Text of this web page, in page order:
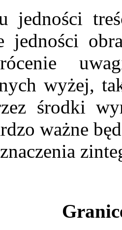
jedności
jedności
wyżej,
środki
ważne